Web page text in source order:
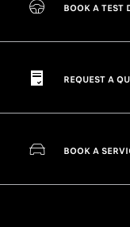
BOOK A TEST
REQUEST A
BOOK A